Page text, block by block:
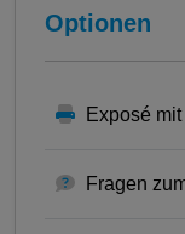
Optionen
Exposé
Fragen